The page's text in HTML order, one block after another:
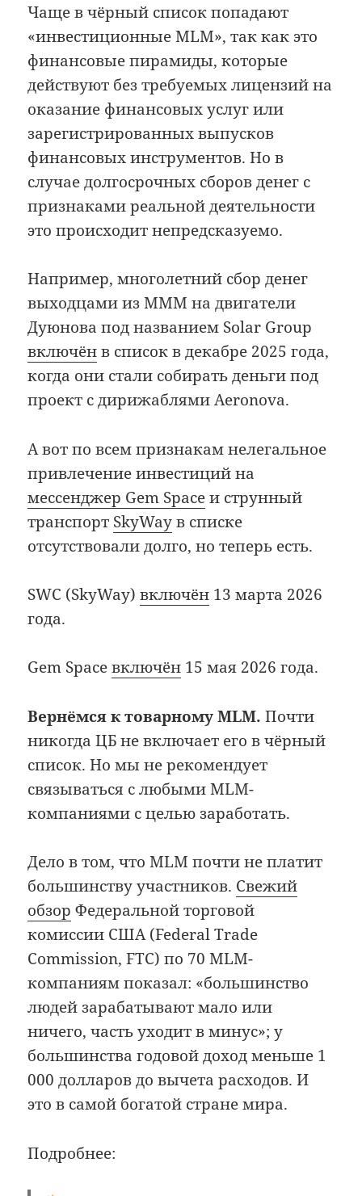
Чаще в чёрный список попадают
«инвестиционные MLM», так как это
финансовые пирамиды, которые
действуют без требуемых лицензий на
оказание финансовых услуг или
зарегистрированных выпусков
финансовых инструментов. Но в
случае долгосрочных сборов денег с
признаками реальной деятельности
это происходит непредсказуемо.
Например, многолетний сбор денег
выходцами из МММ на двигатели
Дуюнова под названием Solar Group
включёнв список в декабре 2025 года,
когда они стали собирать деньги под
проект с дирижаблями Aeronova.
А вот по всем признакам нелегальное
привлечение инвестиций на
мессенджер Gem Spaceи струнный
транспорт SkyWayв списке
отсутствовали долго, но теперь есть.
SWC (SkyWay)включён 13 марта 2026
года.
Gem Spaceвключён 15 мая 2026 года.
Вернёмся к товарному MLM.Почти
никогда ЦБ не включает его в чёрный
список. Но мы не рекомендует
связываться с любыми MLM-
компаниями с целью заработать.
Дело в том, что MLM почти не платит
большинству участников. Свежий
обзор Федеральной торговой
комиссии США (Federal Trade
Commission, FTC) по 70 MLM-
компаниям показал: «большинство
людей зарабатывают мало или
ничего, часть уходит в минус»; у
большинства годовой доход меньше 1
000 долларов до вычета расходов. И
это в самой богатой стране мира.
Подробнее: